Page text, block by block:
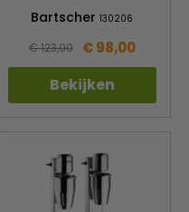
Bartscher130206
€ 123,00 € 98,00
Bekijken